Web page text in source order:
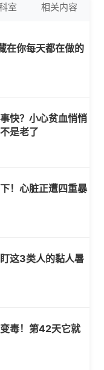
室 相关内容
在你每天都在做的
快？小心贫血悄悄
是老了
！心脏正遭四重暴
这3类人的黏人暑
毒！第42天它就